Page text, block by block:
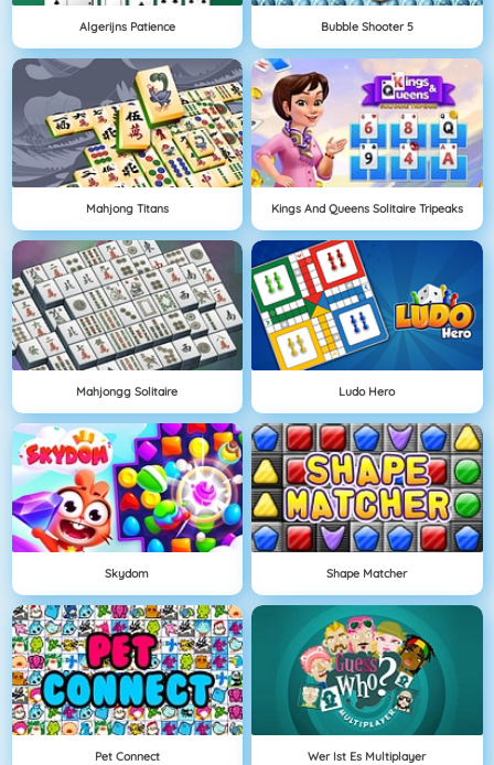
Algerijns Patience Bubble Shooter 5
Mahjong Titans Kings And Queens Solitaire Tripeaks
Mahjongg Solitaire Ludo Hero
Skydom Shape Matcher
Pet Connect Wer Ist Es Multiplayer